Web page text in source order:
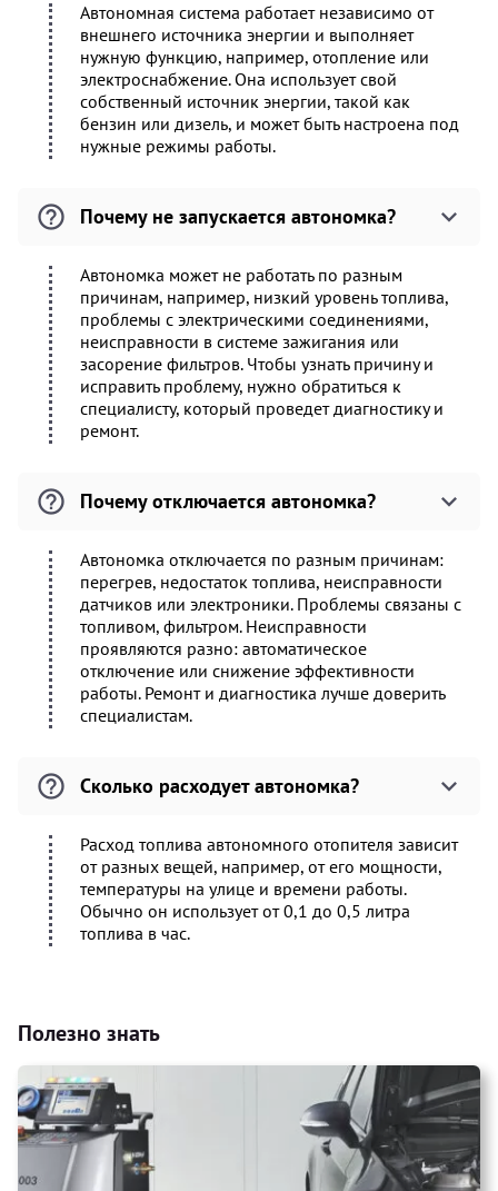
Автономная система работает независимо от
внешнего источника энергии и выполняет
нужную функцию, например, отопление или
электроснабжение. Она использует свой
собственный источник энергии, такой как
бензин или дизель, и может быть настроена под
нужные режимы работы.
Почему не запускается автономка?
Автономка может не работать по разным
причинам, например, низкий уровень топлива,
проблемы с электрическими соединениями,
неисправности в системе зажигания или
засорение фильтров. Чтобы узнать причину и
исправить проблему, нужно обратиться к
специалисту, который проведет диагностику и
ремонт.
Почему отключается автономка?
Автономка отключается по разным причинам:
перегрев, недостаток топлива, неисправности
датчиков или электроники. Проблемы связаны с
топливом, фильтром. Неисправности
проявляются разно: автоматическое
отключение или снижение эффективности
работы. Ремонт и диагностика лучше доверить
специалистам.
Сколько расходует автономка?
Расход топлива автономного отопителя зависит
от разных вещей, например, от его мощности,
температуры на улице и времени работы.
Обычно он использует от 0,1 до 0,5 литра
топлива в час.
Полезно знать